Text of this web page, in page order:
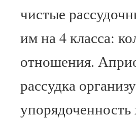
чистые
им на 4 класса:
отношения.
рассудка